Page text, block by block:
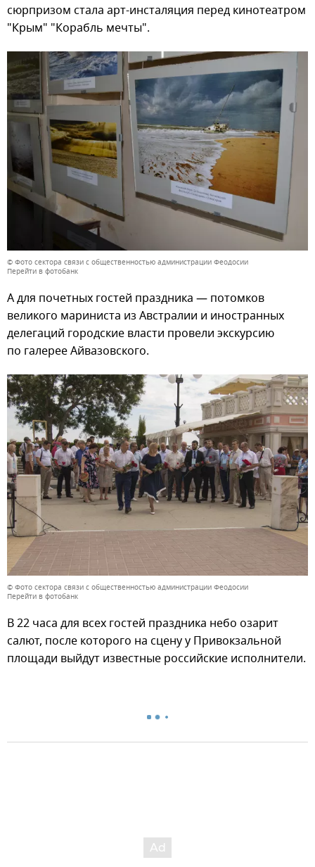
сюрпризом стала арт-инсталяция перед кинотеатром
"Крым" "Корабль мечты".
© Фото сектора связи с общественностью администрации Феодосии
Перейти в фотобанк
А для почетных гостей праздника — потомков
великого мариниста из Австралии и иностранных
делегаций городские власти провели экскурсию
по галерее Айвазовского.
© Фото сектора связи с общественностью администрации Феодосии
Перейти в фотобанк
В 22 часа для всех гостей праздника небо озарит
салют, после которого на сцену у Привокзальной
площади выйдут известные российские исполнители.